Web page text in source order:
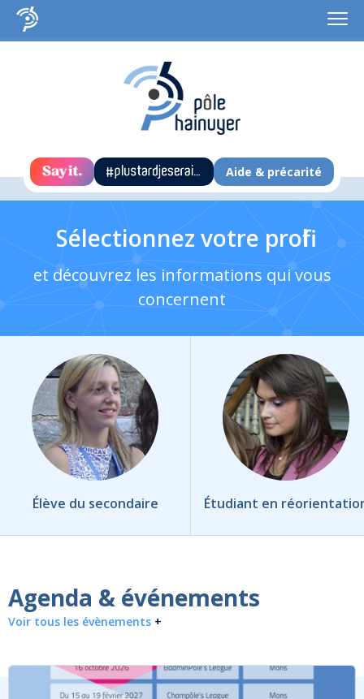
Aide & précarité
Sélectionnez votre profil
et découvrez les informations qui vous
concernent
Élève du secondaire Étudiant en
Agenda & événements
Voir tous les évènements +